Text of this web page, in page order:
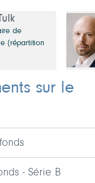
de
(répartition
sur le
- Série B